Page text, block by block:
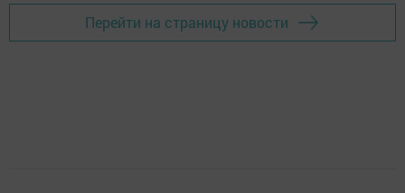
Перейти на страницу новости